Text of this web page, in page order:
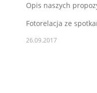
Opis naszych
Fotorelacja ze
26.09.2017